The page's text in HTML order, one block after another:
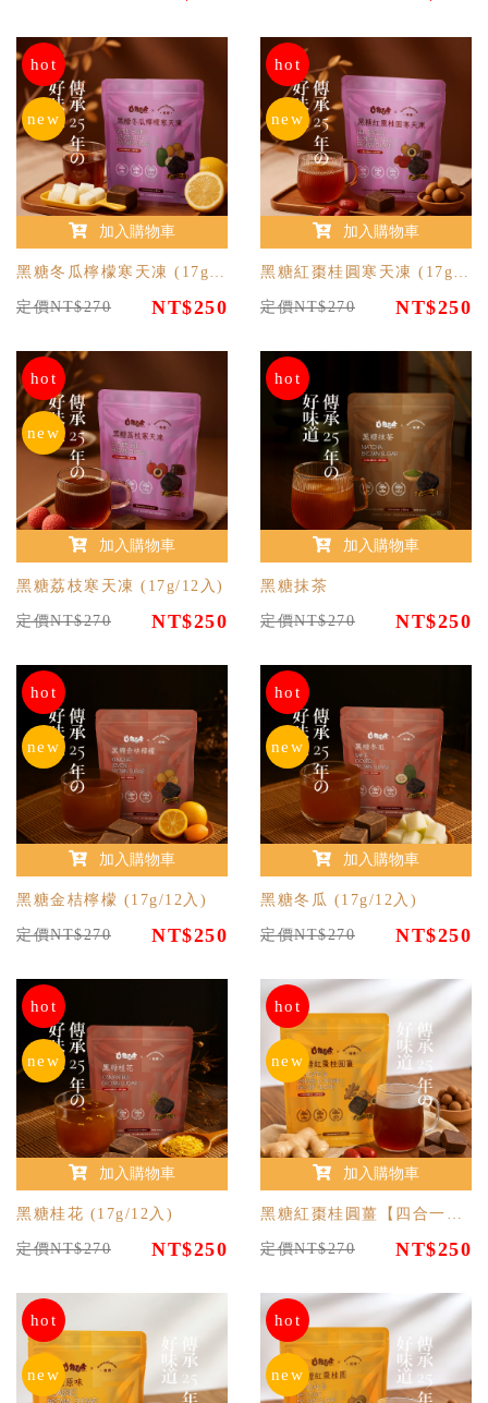
hot
new
加入購物車
定價NT$270 NT$250
hot
new
加入購物車
定價NT$270 NT$250
hot
new
加入購物車
黑糖荔枝寒天凍 (17g/12入)
定價NT$270 NT$250
hot
加入購物車
黑糖抹茶
定價NT$270 NT$250
hot
new
加入購物車
黑糖金桔檸檬 (17g/12入)
定價NT$270 NT$250
hot
new
加入購物車
黑糖冬瓜 (17g/12入)
定價NT$270 NT$250
hot
new
加入購物車
黑糖桂花 (17g/12入)
定價NT$270 NT$250
hot
new
加入購物車
定價NT$270 NT$250
hot
new
hot
new